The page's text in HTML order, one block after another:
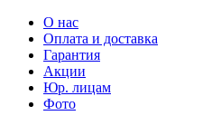
О нас
Оплата и доставка
Гарантия
Акции
Юр. лицам
Фото